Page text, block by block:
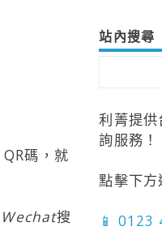
QR碼，就
Wechat搜
站內搜尋
利菁提
詢服務！
點擊下
📱 0123